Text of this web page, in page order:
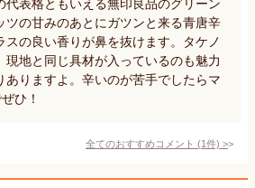
代表格ともいえる無印良品のグリーン
ツの甘みのあとにガツンと来る青唐辛
スの良い香りが鼻を抜けます。タケノ
現地と同じ具材が入っているのも魅力
ありますよ。辛いのが苦手でしたらマ
ひ！
全てのおすすめコメント (1件) >